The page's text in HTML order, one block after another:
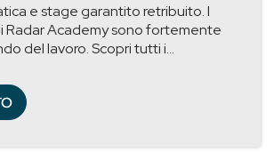
e stage garantito retribuito. I
Radar Academy sono fortemente
del lavoro. Scopri tutti i...